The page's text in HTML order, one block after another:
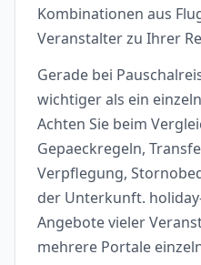
Kombinationen aus
Veranstalter zu Ihrer
Gerade bei
wichtiger als ein
Achten Sie beim
Gepaeckregeln,
Verpflegung,
der Unterkunft.
Angebote vieler
mehrere Portale